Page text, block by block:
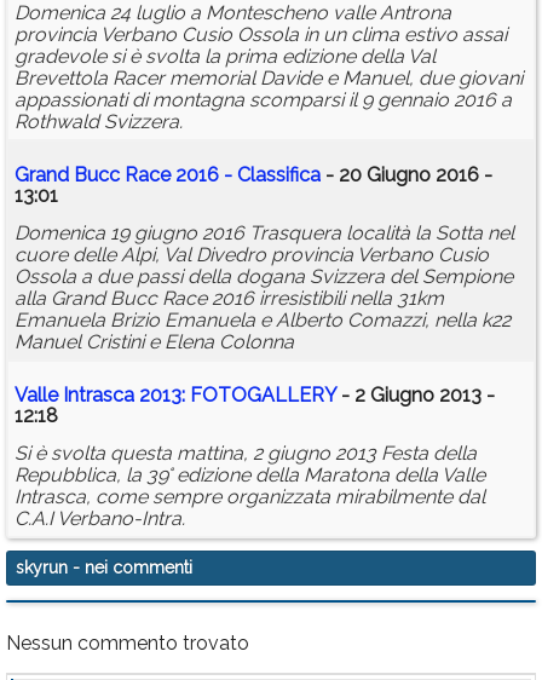
Domenica 24 luglio a Montescheno valle Antrona
provincia Verbano Cusio Ossola in un clima estivo assai
gradevole si è svolta la prima edizione della Val
Brevettola Racer memorial Davide e Manuel, due giovani
appassionati di montagna scomparsi il 9 gennaio 2016 a
Rothwald Svizzera.
Grand Bucc Race 2016 - Classifica - 20 Giugno 2016 -
13:01
Domenica 19 giugno 2016 Trasquera località la Sotta nel
cuore delle Alpi, Val Divedro provincia Verbano Cusio
Ossola a due passi della dogana Svizzera del Sempione
alla Grand Bucc Race 2016 irresistibili nella 31km
Emanuela Brizio Emanuela e Alberto Comazzi, nella k22
Manuel Cristini e Elena Colonna
Valle Intrasca 2013: FOTOGALLERY- 2 Giugno 2013 -
12:18
Si è svolta questa mattina, 2 giugno 2013 Festa della
Repubblica, la 39° edizione della Maratona della Valle
Intrasca, come sempre organizzata mirabilmente dal
C.A.I Verbano-Intra.
skyrun - nei commenti
Nessun commento trovato